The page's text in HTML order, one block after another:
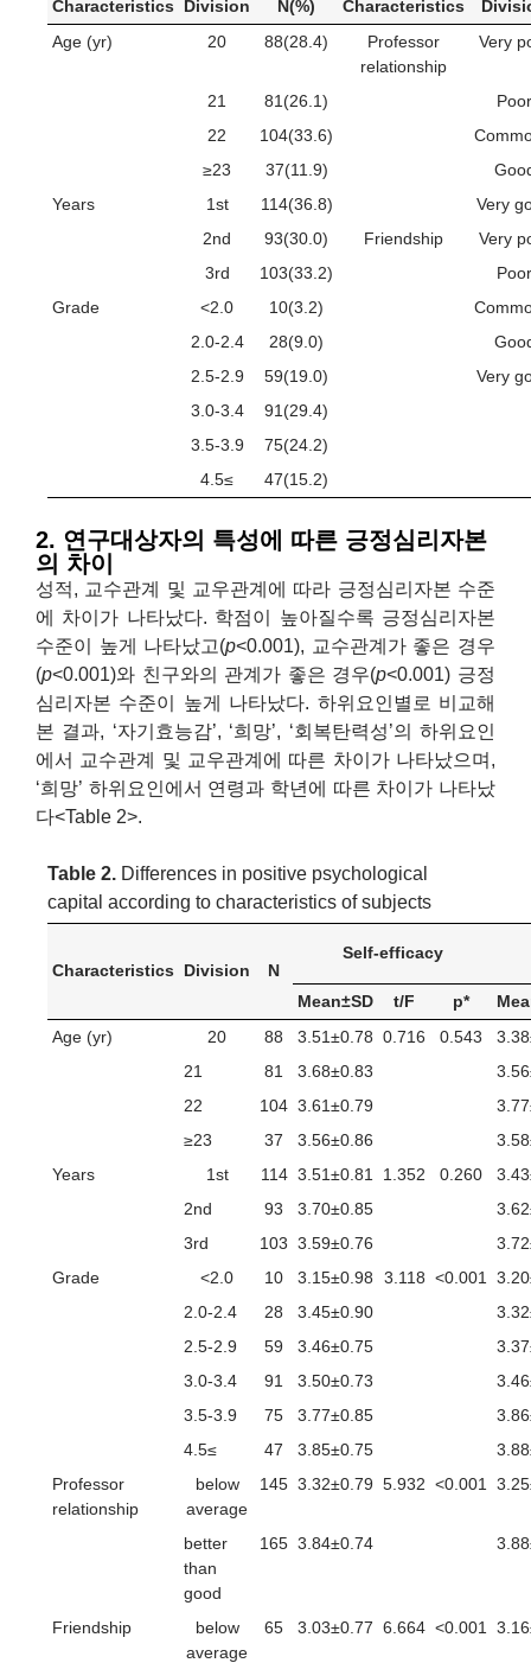
Characteristics Division N(%) Characteristics
Age (yr)
20 88(28.4)
Professor
relationship
Very
21 81(26.1)
Poor
22
104(33.6)
≥23
37(11.9)
Years
1st 114(36.8)
Very
2nd
93(30.0) Friendship
Very
3rd
103(33.2)
Poor
Grade
<2.0 10(3.2)
2.0-2.4
28(9.0)
2.5-2.9
59(19.0)
Very
3.0-3.4
91(29.4)
3.5-3.9
75(24.2)
4.5≤
47(15.2)
2. 연구대상자의 특성에 따른 긍정심리자본
의 차이
성적, 교수관계 및 교우관계에 따라 긍정심리자본 수준
에 차이가 나타났다. 학점이 높아질수록 긍정심리자본
수준이 높게 나타났고(p<0.001), 교수관계가 좋은 경우
(p<0.001)와 친구와의 관계가 좋은 경우(p<0.001) 긍정
심리자본 수준이 높게 나타났다. 하위요인별로 비교해
본 결과, ‘자기효능감’, ‘희망’, ‘회복탄력성’의 하위요인
에서 교수관계 및 교우관계에 따른 차이가 나타났으며,
‘희망’ 하위요인에서 연령과 학년에 따른 차이가 나타났
다<Table 2>.
Table 2. Differences in positive psychological
capital according to characteristics of subjects
Characteristics Division N
Self-efficacy
Mean±SD t/F p*
Age (yr)
20 88 3.51±0.78 0.716 0.543
21
81 3.68±0.83
22
104 3.61±0.79
≥23
37 3.56±0.86
Years
1st 114 3.51±0.81 1.352 0.260
2nd
93 3.70±0.85
3rd
103 3.59±0.76
Grade
<2.0 10 3.15±0.98 3.118 <0.001
2.0-2.4
28 3.45±0.90
2.5-2.9
59 3.46±0.75
3.0-3.4
91 3.50±0.73
3.5-3.9
75 3.77±0.85
4.5≤
47 3.85±0.75
Professor
relationship
below
average
145 3.32±0.79 5.932 <0.001
better
than
good
165 3.84±0.74
Friendship
below
average
65 3.03±0.77 6.664 <0.001